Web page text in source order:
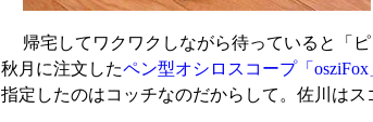
帰宅してワクワクしながら待っていると「
秋月に注文したペン型オシロスコープ「osziFox
指定したのはコッチなのだからして。佐川はス